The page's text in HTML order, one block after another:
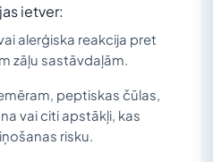
ietver:
alerģiska reakcija pret
zāļu sastāvdaļām.
peptiskas čūlas,
vai citi apstākļi, kas
risku.